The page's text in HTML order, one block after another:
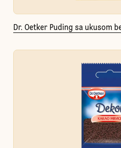
Dr. Oetker Puding sa ukusom